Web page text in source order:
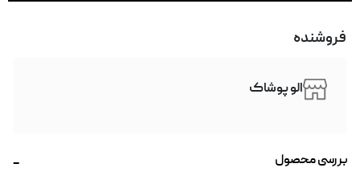
فروشنده
الو پوشاک
بررسی محصول